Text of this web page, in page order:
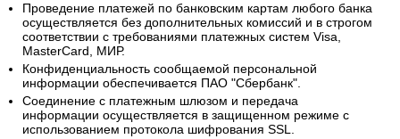
Проведение платежей по банковским картам любого банка
осуществляется без дополнительных комиссий и в строгом
соответствии с требованиями платежных систем Visa,
MasterCard, МИР.
Конфиденциальность сообщаемой персональной
информации обеспечивается ПАО "Сбербанк".
Соединение с платежным шлюзом и передача
информации осуществляется в защищенном режиме с
использованием протокола шифрования SSL.